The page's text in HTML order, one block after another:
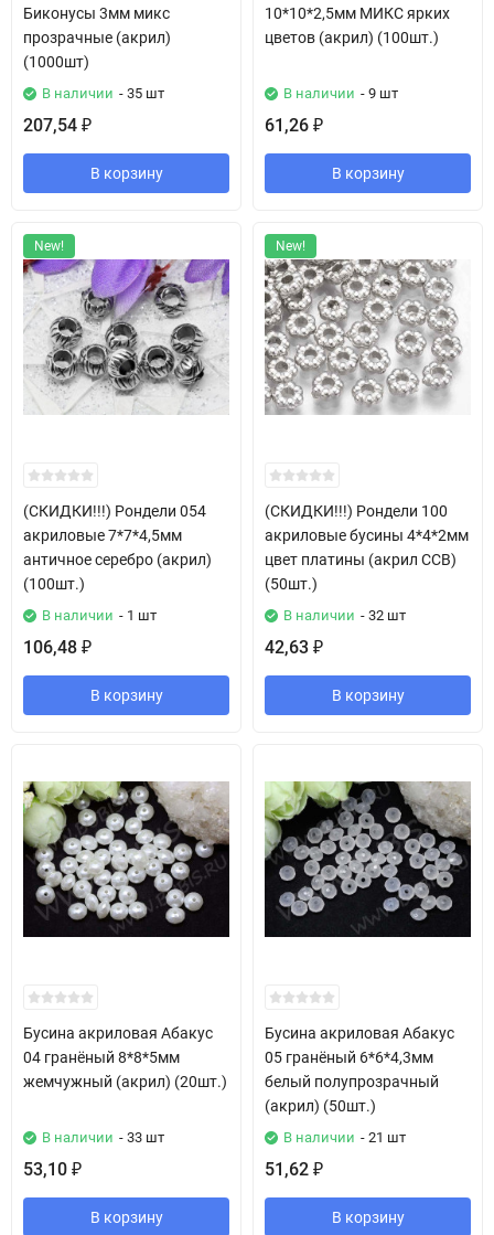
Биконусы 3мм микс
прозрачные (акрил)
(1000шт)
В наличии - 35 шт
207,54 ₽
В корзину
10*10*2,5мм МИКС ярких
цветов (акрил) (100шт.)
В наличии - 9 шт
61,26 ₽
В корзину
New!
(СКИДКИ!!!) Рондели 054
акриловые 7*7*4,5мм
античное серебро (акрил)
(100шт.)
В наличии - 1 шт
106,48 ₽
В корзину
New!
(СКИДКИ!!!) Рондели 100
акриловые бусины 4*4*2мм
цвет платины (акрил CCB)
(50шт.)
В наличии - 32 шт
42,63 ₽
В корзину
Бусина акриловая Абакус
04 гранёный 8*8*5мм
жемчужный (акрил) (20шт.)
В наличии - 33 шт
53,10 ₽
В корзину
Бусина акриловая Абакус
05 гранёный 6*6*4,3мм
белый полупрозрачный
(акрил) (50шт.)
В наличии - 21 шт
51,62 ₽
В корзину